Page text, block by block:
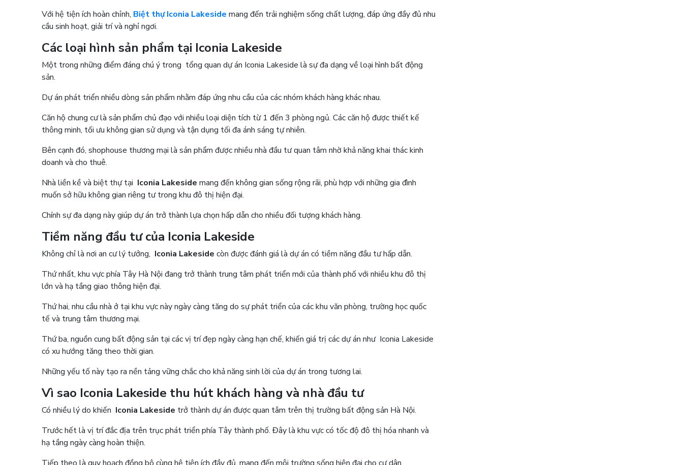
Với hệ tiện ích hoàn chỉnh, Biệt thự Iconia Lakeside mang đến trải nghiệm sống chất lượng, đáp ứng đầy đủ nhu
cầu sinh hoạt, giải trí và nghỉ ngơi.
Các loại hình sản phẩm tại Iconia Lakeside
Một trong những điểm đáng chú ý trong tổng quan dự án Iconia Lakeside là sự đa dạng về loại hình bất động
sản.
Dự án phát triển nhiều dòng sản phẩm nhằm đáp ứng nhu cầu của các nhóm khách hàng khác nhau.
Căn hộ chung cư là sản phẩm chủ đạo với nhiều loại diện tích từ 1 đến 3 phòng ngủ. Các căn hộ được thiết kế
thông minh, tối ưu không gian sử dụng và tận dụng tối đa ánh sáng tự nhiên.
Bên cạnh đó, shophouse thương mại là sản phẩm được nhiều nhà đầu tư quan tâm nhờ khả năng khai thác kinh
doanh và cho thuê.
Nhà liền kề và biệt thự tại Iconia Lakeside mang đến không gian sống rộng rãi, phù hợp với những gia đình
muốn sở hữu không gian riêng tư trong khu đô thị hiện đại.
Chính sự đa dạng này giúp dự án trở thành lựa chọn hấp dẫn cho nhiều đối tượng khách hàng.
Tiềm năng đầu tư của Iconia Lakeside
Không chỉ là nơi an cư lý tưởng, Iconia Lakesidecòn được đánh giá là dự án có tiềm năng đầu tư hấp dẫn.
Thứ nhất, khu vực phía Tây Hà Nội đang trở thành trung tâm phát triển mới của thành phố với nhiều khu đô thị
lớn và hạ tầng giao thông hiện đại.
Thứ hai, nhu cầu nhà ở tại khu vực này ngày càng tăng do sự phát triển của các khu văn phòng, trường học quốc
tế và trung tâm thương mại.
Thứ ba, nguồn cung bất động sản tại các vị trí đẹp ngày càng hạn chế, khiến giá trị các dự án như Iconia Lakeside
có xu hướng tăng theo thời gian.
Những yếu tố này tạo ra nền tảng vững chắc cho khả năng sinh lời của dự án trong tương lai.
Vì sao Iconia Lakeside thu hút khách hàng và nhà đầu tư
Có nhiều lý do khiến Iconia Lakeside trở thành dự án được quan tâm trên thị trường bất động sản Hà Nội.
Trước hết là vị trí đắc địa trên trục phát triển phía Tây thành phố. Đây là khu vực có tốc độ đô thị hóa nhanh và
hạ tầng ngày càng hoàn thiện.
Tiếp theo là quy hoạch đồng bộ cùng hệ tiện ích đầy đủ, mang đến môi trường sống hiện đại cho cư dân.